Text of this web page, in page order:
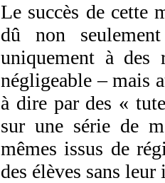
Le succès de cette
dû non
uniquement à
négligeable – mais
à dire par des «
sur une série de
mêmes issus de
des élèves sans